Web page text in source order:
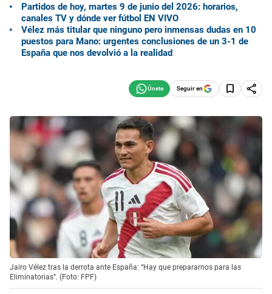
Partidos de hoy, martes 9 de junio del 2026: horarios,
canales TV y dónde ver fútbol EN VIVO
Vélez más titular que ninguno pero inmensas dudas en 10
puestos para Mano: urgentes conclusiones de un 3-1 de
España que nos devolvió a la realidad
Seguir en
Jairo Vélez tras la derrota ante España: “Hay que prepararnos para las
Eliminatorias”. (Foto: FPF)